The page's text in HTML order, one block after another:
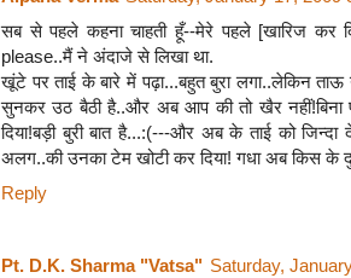
सब से पहले कहना चाहती हूँ--मेरे पहले [खारिज कर
please..मैं ने अंदाजे से लिखा था.
खूंटे पर ताई के बारे में पढ़ा...बहुत बुरा लगा..लेकिन
सुनकर उठ बैठी है..और अब आप की तो खैर नहीं!बिना
दिया!बड़ी बुरी बात है...:(---और अब के ताई को
अलग..की उनका टेम खोटी कर दिया! गधा अब किस के
Reply
Pt. D.K. Sharma "Vatsa" Saturday,